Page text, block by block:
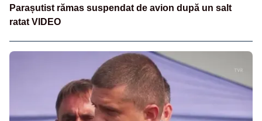
Parașutist rămas suspendat de avion după un salt
ratat VIDEO